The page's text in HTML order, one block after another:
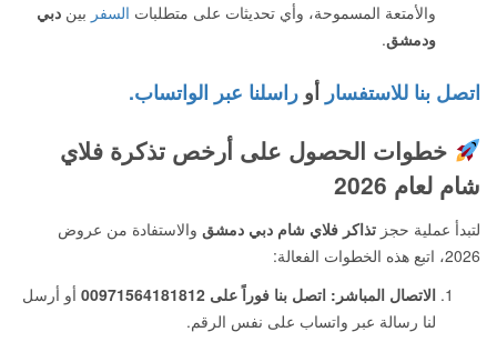
والأمتعة المسموحة، وأي تحديثات على متطلبات السفر بين دبي
ودمشق.
اتصل بنا للاستفسار أو راسلنا عبر الواتساب.
خطوات الحصول على أرخص تذكرة فلاي
شام لعام 2026
لتبدأ عملية حجز تذاكر فلاي شام دبي دمشق والاستفادة من عروض
2026، اتبع هذه الخطوات الفعالة:
الاتصال المباشر: اتصل بنا فوراً على 00971564181812
أو أرسل
لنا رسالة عبر واتساب على نفس الرقم.